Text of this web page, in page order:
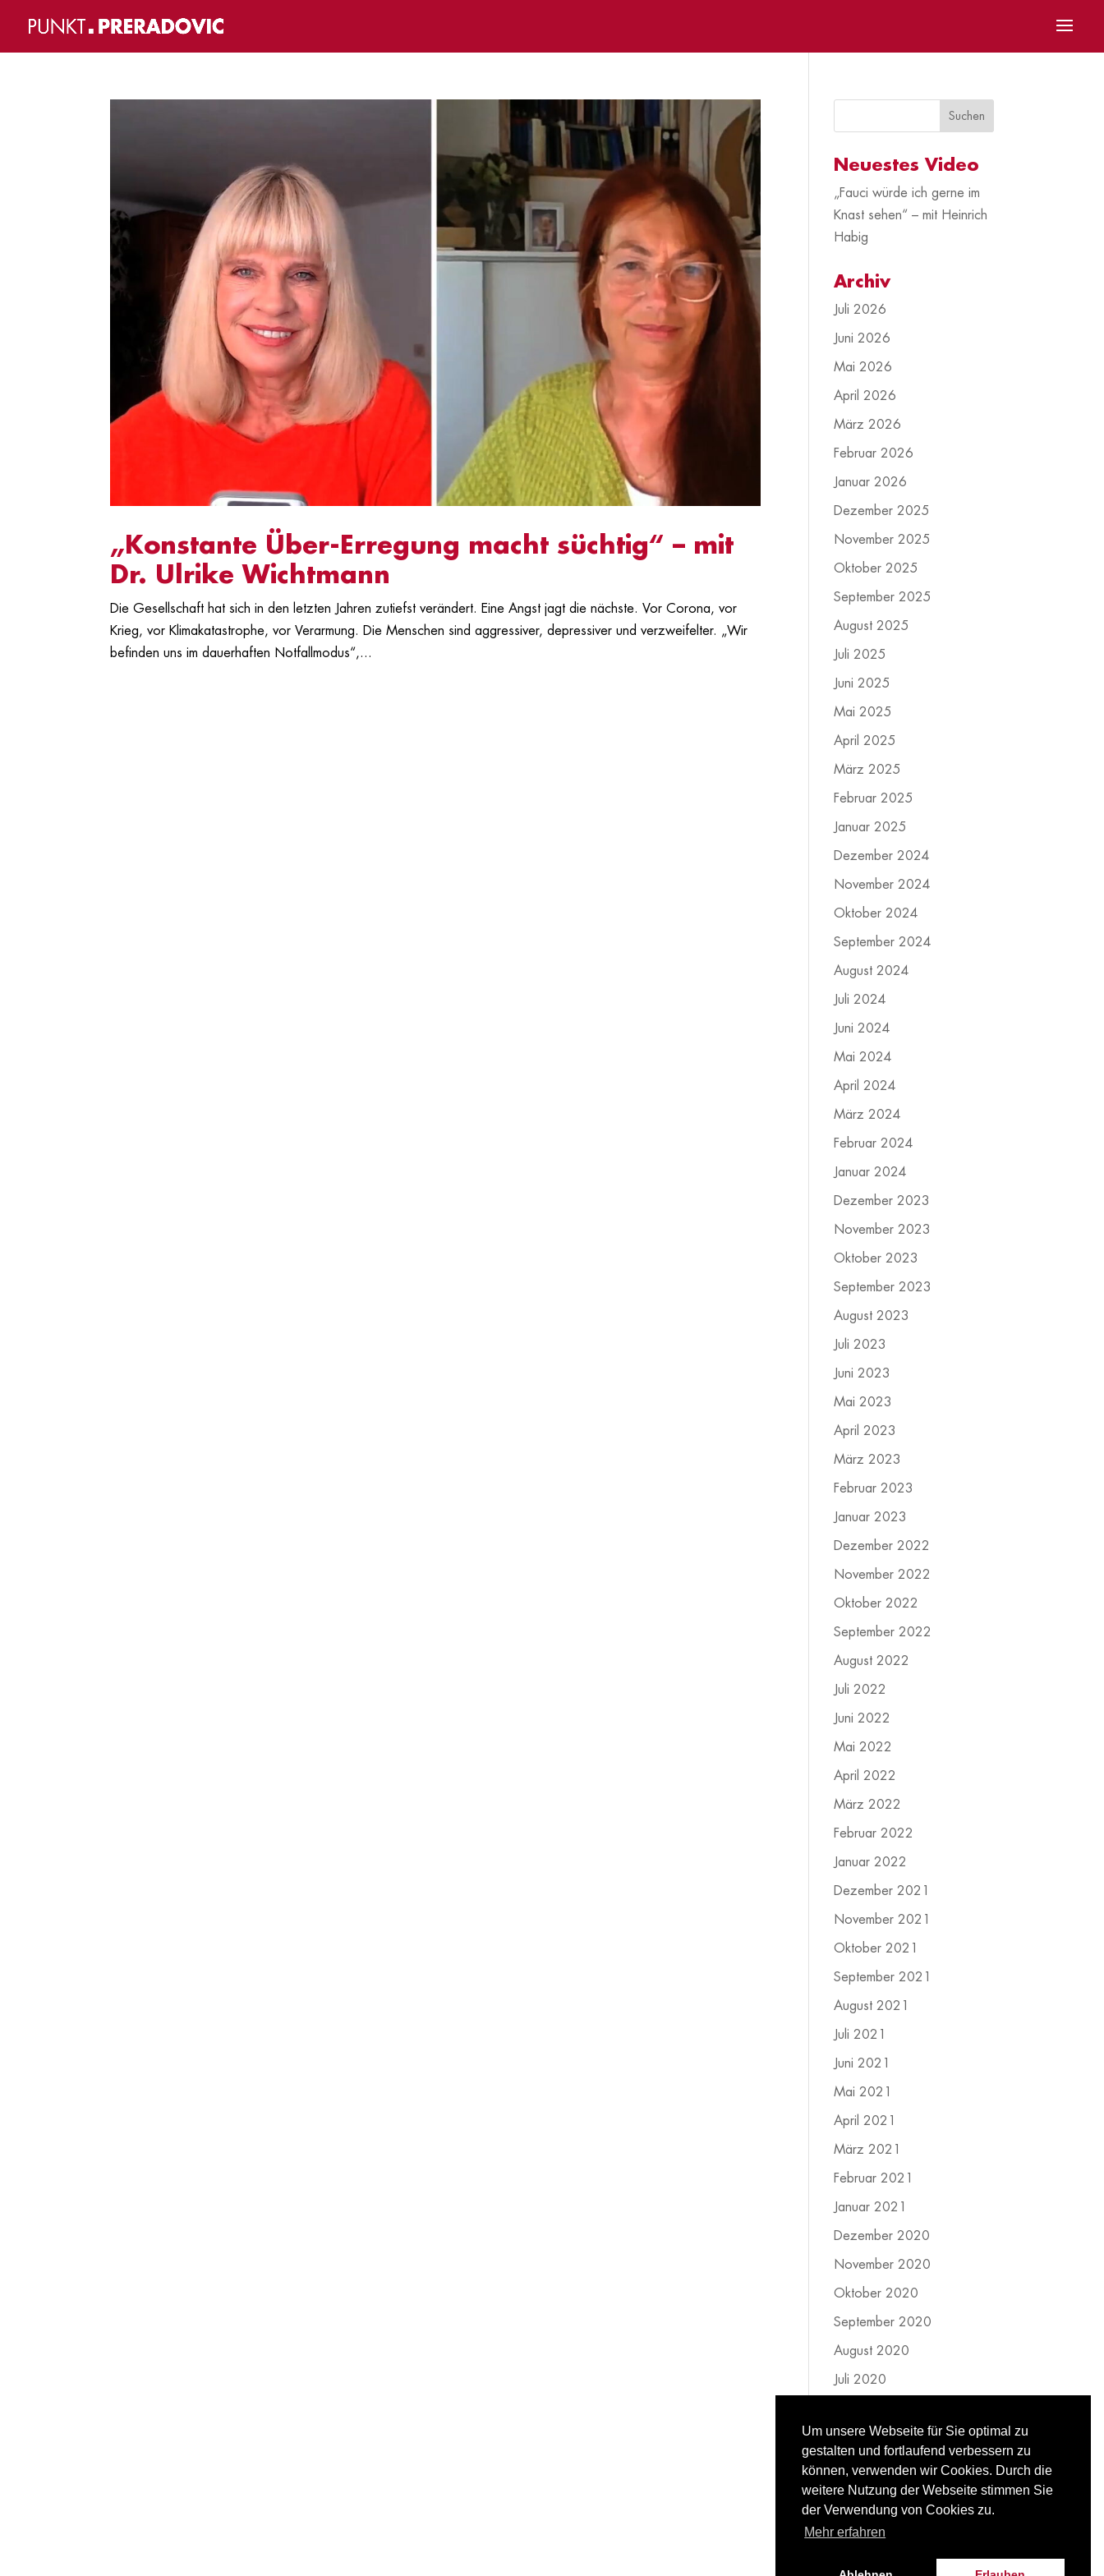
„Konstante Über-Erregung macht süchtig“ – mit
Dr. Ulrike Wichtmann
Die Gesellschaft hat sich in den letzten Jahren zutiefst verändert. Eine Angst jagt die nächste. Vor Corona, vor
Krieg, vor Klimakatastrophe, vor Verarmung. Die Menschen sind aggressiver, depressiver und verzweifelter. „Wir
befinden uns im dauerhaften Notfallmodus“,...
Neuestes Video
„Fauci würde ich gerne im
Knast sehen“ – mit Heinrich
Habig
Archiv
Juli 2026
Juni 2026
Mai 2026
April 2026
März 2026
Februar 2026
Januar 2026
Dezember 2025
November 2025
Oktober 2025
September 2025
August 2025
Juli 2025
Juni 2025
Mai 2025
April 2025
März 2025
Februar 2025
Januar 2025
Dezember 2024
November 2024
Oktober 2024
September 2024
August 2024
Juli 2024
Juni 2024
Mai 2024
April 2024
März 2024
Februar 2024
Januar 2024
Dezember 2023
November 2023
Oktober 2023
September 2023
August 2023
Juli 2023
Juni 2023
Mai 2023
April 2023
März 2023
Februar 2023
Januar 2023
Dezember 2022
November 2022
Oktober 2022
September 2022
August 2022
Juli 2022
Juni 2022
Mai 2022
April 2022
März 2022
Februar 2022
Januar 2022
Dezember 2021
November 2021
Oktober 2021
September 2021
August 2021
Juli 2021
Juni 2021
Mai 2021
April 2021
März 2021
Februar 2021
Januar 2021
Dezember 2020
November 2020
Oktober 2020
September 2020
August 2020
Juli 2020
Mai 2020
April 2020
März 2020
Um unsere Webseite für Sie optimal zu
gestalten und fortlaufend verbessern zu
können, verwenden wir Cookies. Durch die
weitere Nutzung der Webseite stimmen Sie
der Verwendung von Cookies zu.
Mehr erfahren